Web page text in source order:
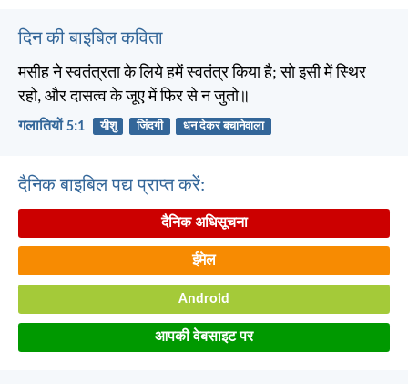
दिन की बाइबिल कविता
मसीह ने स्वतंत्रता के लिये हमें स्वतंत्र किया है; सो इसी में स्थिर
रहो, और दासत्व के जूए में फिर से न जुतो॥
गलातियों 5:1 यीशु जिंदगी धन देकर बचानेवाला
दैनिक बाइबिल पद्य प्राप्त करें:
दैनिक अधिसूचना
ईमेल
Android
आपकी वेबसाइट पर